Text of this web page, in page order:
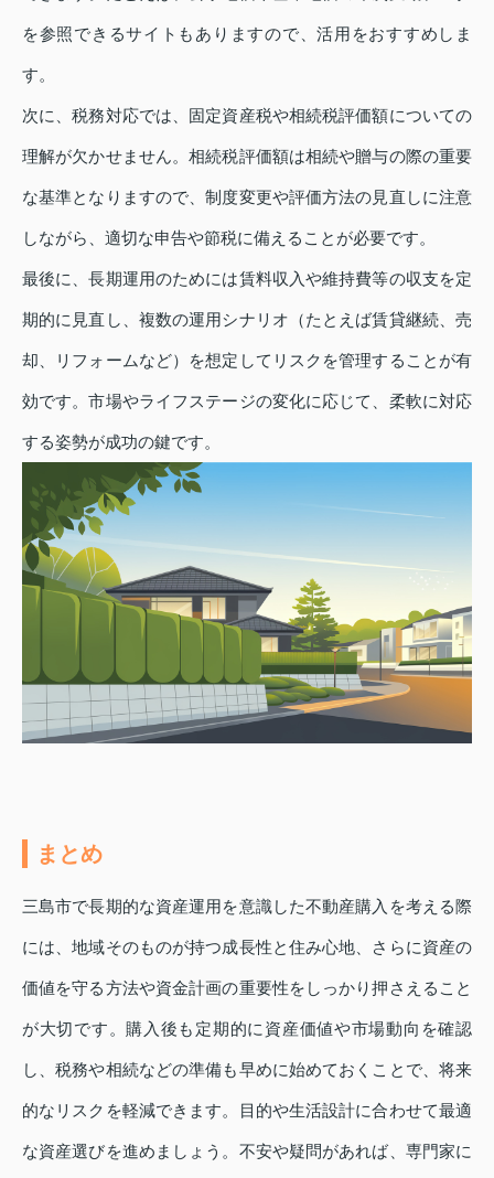
を参照できるサイトもありますので、活用をおすすめしま
す。
次に、税務対応では、固定資産税や相続税評価額についての
理解が欠かせません。相続税評価額は相続や贈与の際の重要
な基準となりますので、制度変更や評価方法の見直しに注意
しながら、適切な申告や節税に備えることが必要です。
最後に、長期運用のためには賃料収入や維持費等の収支を定
期的に見直し、複数の運用シナリオ（たとえば賃貸継続、売
却、リフォームなど）を想定してリスクを管理することが有
効です。市場やライフステージの変化に応じて、柔軟に対応
する姿勢が成功の鍵です。
まとめ
三島市で長期的な資産運用を意識した不動産購入を考える際
には、地域そのものが持つ成長性と住み心地、さらに資産の
価値を守る方法や資金計画の重要性をしっかり押さえること
が大切です。購入後も定期的に資産価値や市場動向を確認
し、税務や相続などの準備も早めに始めておくことで、将来
的なリスクを軽減できます。目的や生活設計に合わせて最適
な資産選びを進めましょう。不安や疑問があれば、専門家に